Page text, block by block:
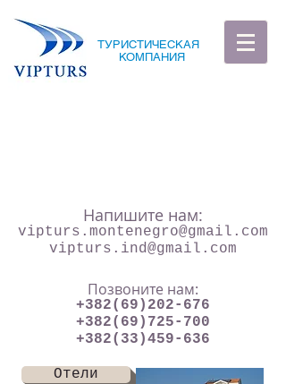
ТУРИСТИЧЕСКАЯ
КОМПАНИЯ
Напишите нам:
vipturs.montenegro@gmail.com
vipturs.ind@gmail.com
Позвоните нам:
+382(69)202-676
+382(69)725-700
+382(33)459-636
Отели